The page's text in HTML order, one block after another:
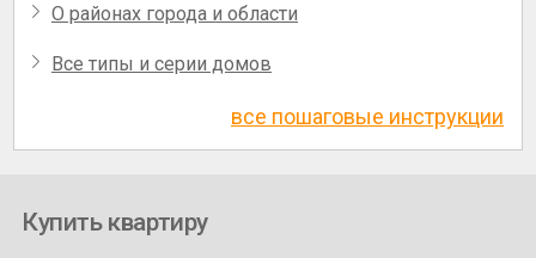
О районах города и области
Все типы и серии домов
все пошаговые инструкции
Купить квартиру